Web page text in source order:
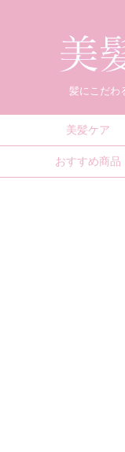
髪にこだわ
美髪ケア
おすすめ商品